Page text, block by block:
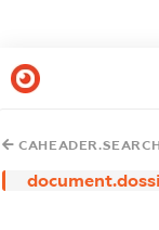
CAHEADER.SEARCH